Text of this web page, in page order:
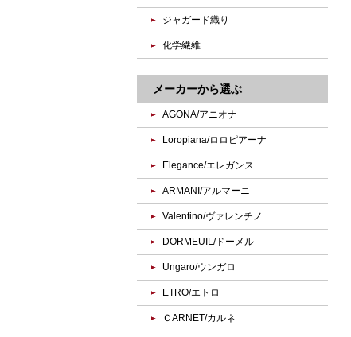
ジャガード織り
化学繊維
メーカーから選ぶ
AGONA/アニオナ
Loropiana/ロロピアーナ
Elegance/エレガンス
ARMANI/アルマーニ
Valentino/ヴァレンチノ
DORMEUIL/ドーメル
Ungaro/ウンガロ
ETRO/エトロ
ＣARNET/カルネ